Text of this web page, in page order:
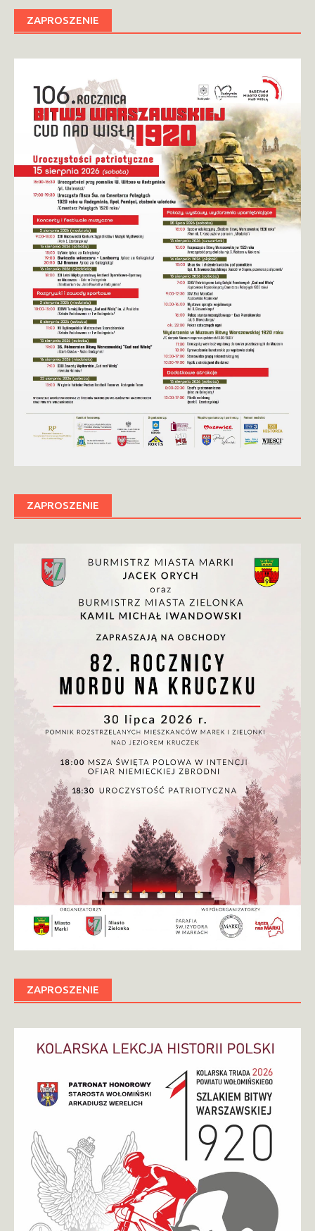
ZAPROSZENIE
ZAPROSZENIE
ZAPROSZENIE